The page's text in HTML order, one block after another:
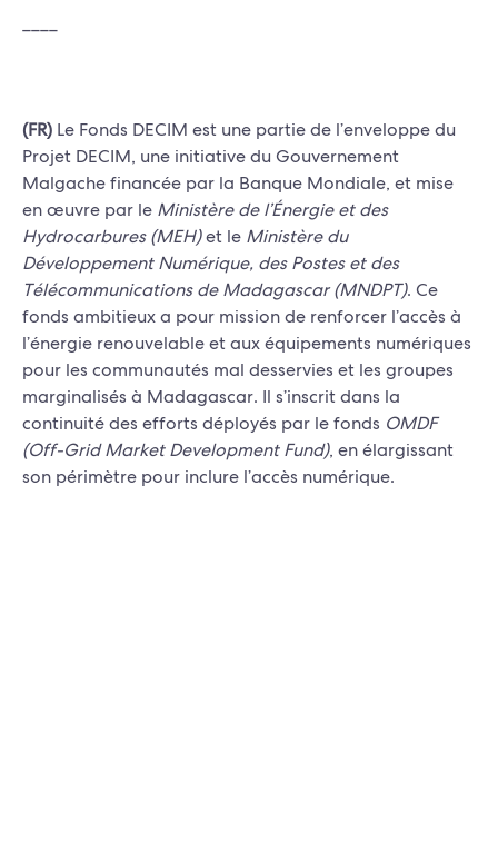
(FR) Le Fonds DECIM est une partie de l’enveloppe du
Projet DECIM, une initiative du Gouvernement
Malgache financée par la Banque Mondiale, et mise
en œuvre par le Ministère de l’Énergie et des
Hydrocarbures (MEH)et le Ministère du
Développement Numérique, des Postes et des
Télécommunications de Madagascar (MNDPT). Ce
fonds ambitieux a pour mission de renforcer l’accès à
l’énergie renouvelable et aux équipements numériques
pour les communautés mal desservies et les groupes
marginalisés à Madagascar. Il s’inscrit dans la
continuité des efforts déployés par le fonds OMDF
(Off-Grid Market Development Fund), en élargissant
son périmètre pour inclure l’accès numérique.